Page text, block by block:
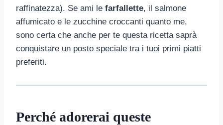
raffinatezza). Se ami le farfallette, il salmone
affumicato e le zucchine croccanti quanto me,
sono certa che anche per te questa ricetta saprà
conquistare un posto speciale tra i tuoi primi piatti
preferiti.
Perché adorerai queste